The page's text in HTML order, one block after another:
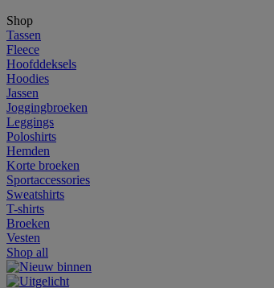
Shop
Tassen
Fleece
Hoofddeksels
Hoodies
Jassen
Joggingbroeken
Leggings
Poloshirts
Hemden
Korte broeken
Sportaccessories
Sweatshirts
T-shirts
Broeken
Vesten
Shop all